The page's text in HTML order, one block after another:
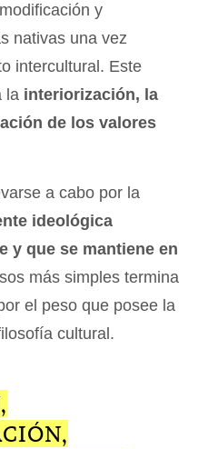
y
nativas una vez
intercultural. Este
la interiorización, la
de los valores
a cabo por la
ideológica
y que se mantiene en
más simples termina
el peso que posee la
cultural.